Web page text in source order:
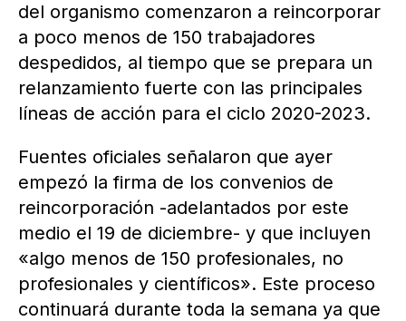
del organismo comenzaron a reincorporar
a poco menos de 150 trabajadores
despedidos, al tiempo que se prepara un
relanzamiento fuerte con las principales
líneas de acción para el ciclo 2020-2023.
Fuentes oficiales señalaron que ayer
empezó la firma de los convenios de
reincorporación -adelantados por este
medio el 19 de diciembre- y que incluyen
«algo menos de 150 profesionales, no
profesionales y científicos». Este proceso
continuará durante toda la semana ya que